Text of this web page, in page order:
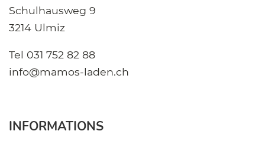
Schulhausweg 9
3214 Ulmiz
Tel 031 752 82 88
info@mamos-laden.ch
INFORMATIONS